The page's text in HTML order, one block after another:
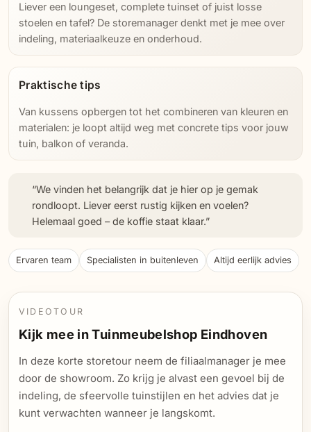
Liever een loungeset, complete tuinset of juist losse
stoelen en tafel? De storemanager denkt met je mee over
indeling, materiaalkeuze en onderhoud.
Praktische tips
Van kussens opbergen tot het combineren van kleuren en
materialen: je loopt altijd weg met concrete tips voor jouw
tuin, balkon of veranda.
“We vinden het belangrijk dat je hier op je gemak
rondloopt. Liever eerst rustig kijken en voelen?
Helemaal goed – de koffie staat klaar.”
Ervaren team Specialisten in buitenleven Altijd eerlijk advies
VIDEOTOUR
Kijk mee in Tuinmeubelshop Eindhoven
In deze korte storetour neem de filiaalmanager je mee
door de showroom. Zo krijg je alvast een gevoel bij de
indeling, de sfeervolle tuinstijlen en het advies dat je
kunt verwachten wanneer je langskomt.